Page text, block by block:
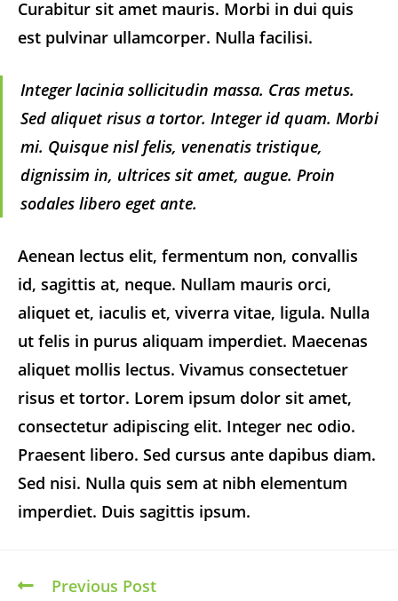
Curabitur sit amet mauris. Morbi in dui quis
est pulvinar ullamcorper. Nulla facilisi.
Integer lacinia sollicitudin massa. Cras metus.
Sed aliquet risus a tortor. Integer id quam. Morbi
mi. Quisque nisl felis, venenatis tristique,
dignissim in, ultrices sit amet, augue. Proin
sodales libero eget ante.
Aenean lectus elit, fermentum non, convallis
id, sagittis at, neque. Nullam mauris orci,
aliquet et, iaculis et, viverra vitae, ligula. Nulla
ut felis in purus aliquam imperdiet. Maecenas
aliquet mollis lectus. Vivamus consectetuer
risus et tortor. Lorem ipsum dolor sit amet,
consectetur adipiscing elit. Integer nec odio.
Praesent libero. Sed cursus ante dapibus diam.
Sed nisi. Nulla quis sem at nibh elementum
imperdiet. Duis sagittis ipsum.
Previous Post